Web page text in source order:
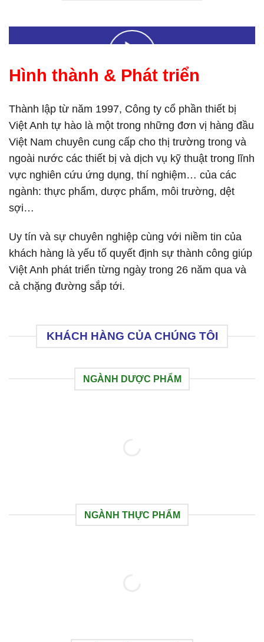
Hình thành & Phát triển
Thành lập từ năm 1997, Công ty cổ phần thiết bị
Việt Anh tự hào là một trong những đơn vị hàng đầu
Việt Nam chuyên cung cấp cho thị trường trong và
ngoài nước các thiết bị và dịch vụ kỹ thuật trong lĩnh
vực nghiên cứu ứng dụng, thí nghiệm… của các
ngành: thực phẩm, dược phẩm, môi trường, dệt
sợi…
Uy tín và sự chuyên nghiệp cùng với niềm tin của
khách hàng là yếu tố quyết định sự thành công giúp
Việt Anh phát triển từng ngày trong 26 năm qua và
cả chặng đường sắp tới.
KHÁCH HÀNG CỦA CHÚNG TÔI
NGÀNH DƯỢC PHẨM
NGÀNH THỰC PHẨM